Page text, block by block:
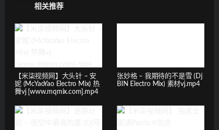
相关推荐
【米柒视频网】大头针 – 安
妮 (McYaoYao Electro Mix) 热
舞vj [www.mqmix.com].mp4
张妙格 – 我期待的不是雪 (Dj
BIN Electro Mix) 素材vj.mp4